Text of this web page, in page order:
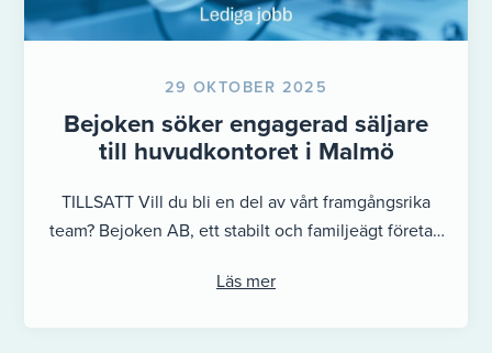
29 OKTOBER 2025
Bejoken söker engagerad säljare
till huvudkontoret i Malmö
TILLSATT Vill du bli en del av vårt framgångsrika
team? Bejoken AB, ett stabilt och familjeägt företag
Läs mer